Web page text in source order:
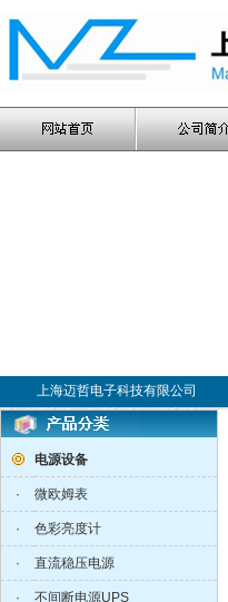
上海迈哲电子科技有限公司
电源设备
· 微欧姆表
· 色彩亮度计
· 直流稳压电源
· 不间断电源UPS